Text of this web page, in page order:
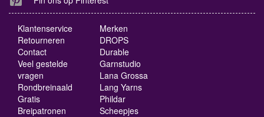
Klantenservice
Retourneren
Contact
Veel gestelde
vragen
Rondbreinaald
Gratis
Breipatronen
Merken
DROPS
Durable
Garnstudio
Lana Grossa
Lang Yarns
Phildar
Scheepjes